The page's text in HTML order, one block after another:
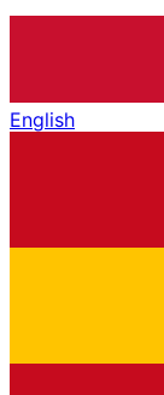
English